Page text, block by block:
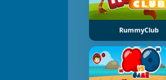
RummyClub